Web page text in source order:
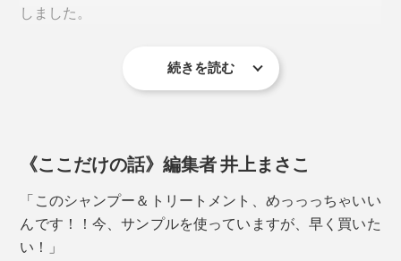
ど、性別や年齢を問わず、頭皮環境をととのえてくれる
成分を凝縮しました。
ショートヘアーで100円玉大ほど、肩以上のロングヘア
誰もが知る華やかな印象のある香りですが、本品は決し
ジャスミンサンバック
別名は、茉莉花（ジャスミン）。グリーン＆フローラル
なみずみずしい香りでとても爽やか。
しました。
ブランド名は、「EVER」と「REST」を重ねた「エベ
続きを読む
《ここだけの話》編集者 井上まさこ
「このシャンプー＆トリートメント、めっっっちゃいい
んです！！今、サンプルを使っていますが、早く買いた
い！」